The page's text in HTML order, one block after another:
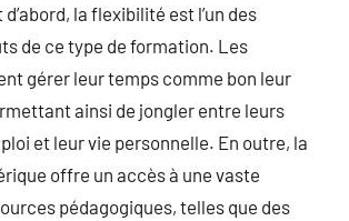
la flexibilité est l’un des
de ce type de formation. Les
gérer leur temps comme bon leur
ainsi de jongler entre leurs
et leur vie personnelle. En outre, la
offre un accès à une vaste
pédagogiques, telles que des